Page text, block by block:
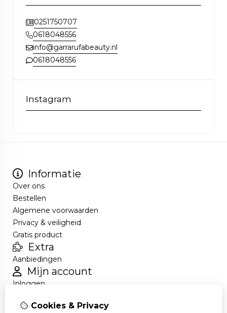
0251750707
0618048556
info@garrarufabeauty.nl
0618048556
Instagram
Informatie
Over ons
Bestellen
Algemene voorwaarden
Privacy & veiligheid
Gratis product
Extra
Aanbiedingen
Mijn account
Inloggen
Nieuwsbrief
Cookies & Privacy